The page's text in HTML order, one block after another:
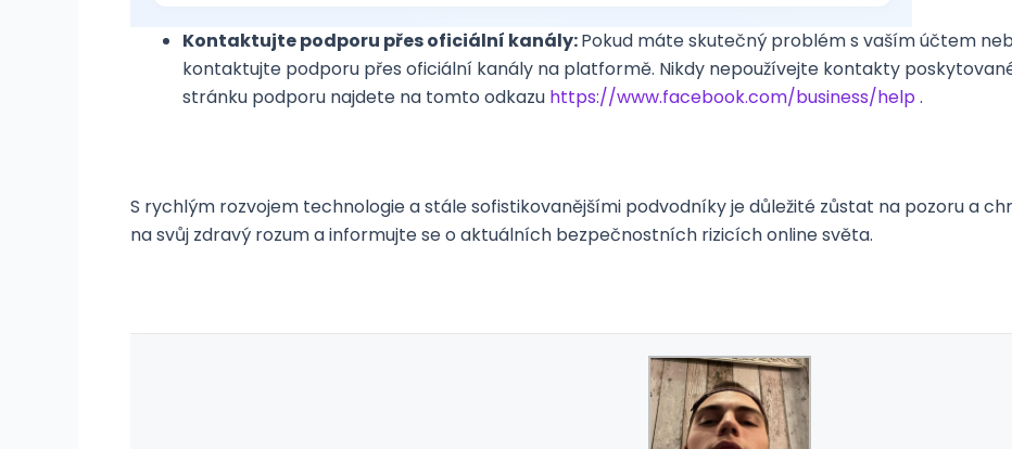
Kontaktujte podporu přes oficiální kanály:Pokud máte skutečný problém s vaším účtem
kontaktujte podporu přes oficiální kanály na platformě. Nikdy nepoužívejte kontakty
stránku podporu najdete na tomto odkazu https://www.facebook.com/business/help.
S rychlým rozvojem technologie a stále sofistikovanějšími podvodníky je důležité zůstat na pozoru a
na svůj zdravý rozum a informujte se o aktuálních bezpečnostních rizicích online světa.